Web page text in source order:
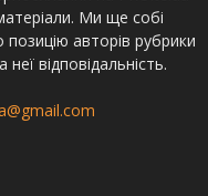
Ми ще собі
авторів рубрики
відповідальність.